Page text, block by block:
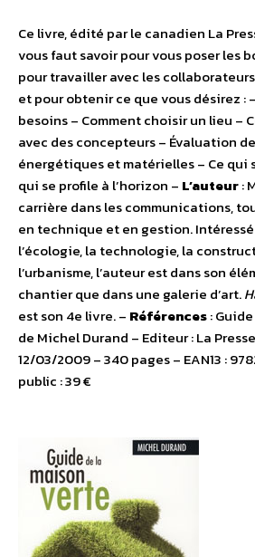
Ce livre, édité par le canadien La
vous faut savoir pour vous poser les
pour travailler avec les
et pour obtenir ce que vous désirez :
besoins – Comment choisir un lieu –
avec des concepteurs – Évaluation
énergétiques et matérielles – Ce qui
qui se profile à l’horizon – L’auteur:
carrière dans les communications,
en technique et en gestion.
l’écologie, la technologie, la
l’urbanisme, l’auteur est dans son
chantier que dans une galerie d’art.
est son 4e livre. – Références:
de Michel Durand – Editeur : La
12/03/2009 – 340 pages – EAN13 :
public : 39 €